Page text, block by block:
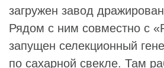
загружен завод
Рядом с ним совместно с
запущен селекционный
по сахарной свекле. Там